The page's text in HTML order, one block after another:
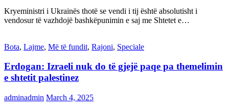
Kryeministri i Ukrainës thotë se vendi i tij është absolutisht i
vendosur të vazhdojë bashkëpunimin e saj me Shtetet e…
Bota, Lajme, Më të fundit, Rajoni, Speciale
Erdogan: Izraeli nuk do të gjejë paqe pa themelimin
e shtetit palestinez
adminadmin March 4, 2025